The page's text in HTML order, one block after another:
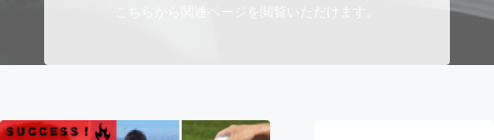
こちらから関連ページを閲覧いただけます。